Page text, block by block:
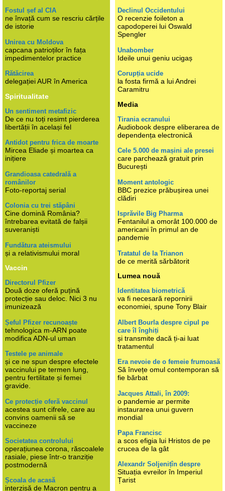
Fostul șef al CIA
ne învață cum se rescriu cărțile
de istorie
Unirea cu Moldova
capcana patrioților în fața
impedimentelor practice
Rătăcirea
delegației AUR în America
Spiritualitate
Un sentiment metafizic
De ce nu toți resimt pierderea
libertății în același fel
Antidot pentru frica de moarte
Mircea Eliade și moartea ca
inițiere
Grandioasa catedrală a
românilor
Foto-reportaj serial
Colonia cu trei stăpâni
Cine domină România?
întrebarea evitată de falșii
suveraniști
Fundătura ateismului
și a relativismului moral
Vaccin
Directorul Pfizer
Două doze oferă puțină
protecție sau deloc. Nici 3 nu
imunizează
Șeful Pfizer recunoaște
tehnologica m-ARN poate
modifica ADN-ul uman
Testele pe animale
și ce ne spun despre efectele
vaccinului pe termen lung,
pentru fertilitate și femei
gravide.
Ce protecție oferă vaccinul
acestea sunt cifrele, care au
convins oamenii să se
vaccineze
Societatea controlului
operațiunea corona, răscoalele
rasiale, piese într-o tranziție
postmodernă
Școala de acasă
interzisă de Macron pentru a
Declinul Occidentului
O recenzie foileton a
capodoperei lui Oswald
Spengler
Unabomber
Ideile unui geniu ucigaș
Corupția ucide
la fosta firmă a lui Andrei
Caramitru
Media
Tirania ecranului
Audiobook despre eliberarea de
dependența electronică
Cele 5.000 de mașini ale presei
care parchează gratuit prin
București
Moment antologic
BBC prezice prăbușirea unei
clădiri
Isprăvile Big Pharma
Fentanilul a omorât 100.000 de
americani în primul an de
pandemie
Tratatul de la Trianon
de ce merită sărbătorit
Lumea nouă
Identitatea biometrică
va fi necesară repornirii
economiei, spune Tony Blair
Albert Bourla despre cipul pe
care îl înghiți
și transmite dacă ți-ai luat
tratamentul
Era nevoie de o femeie frumoasă
Să învețe omul contemporan să
fie bărbat
Jacques Attali, în 2009:
o pandemie ar permite
instaurarea unui guvern
mondial
Papa Francisc
a scos efigia lui Hristos de pe
crucea de la gât
Alexandr Soljenițîn despre
Situația evreilor în Imperiul
Țarist